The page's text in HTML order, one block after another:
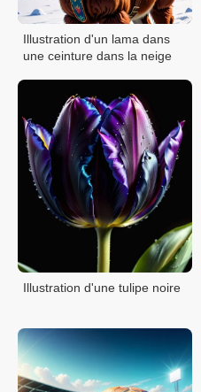
Illustration d'un lama dans
une ceinture dans la neige
Illustration d'une tulipe noire